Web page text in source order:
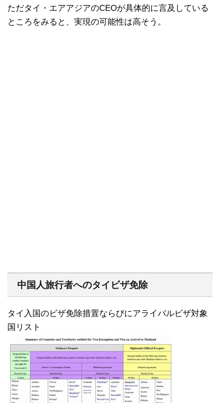
ただタイ・エアアジアのCEOが具体的に言及している
ところをみると、実現の可能性は高そう。
中国人旅行者へのタイビザ免除
タイ入国のビザ免除措置ならびにアライバルビザ対象
国リスト